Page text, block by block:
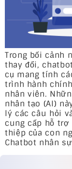
Trong bối cảnh
thay đổi,
cụ mang tính
trình hành
nhân viên.
nhân tạo (AI)
lý các câu hỏi
cung cấp hỗ
thiệp của con
Chatbot nhân